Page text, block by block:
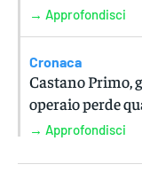
→ Approfondisci
Cronaca
Castano Primo,
operaio perde
→ Approfondisci